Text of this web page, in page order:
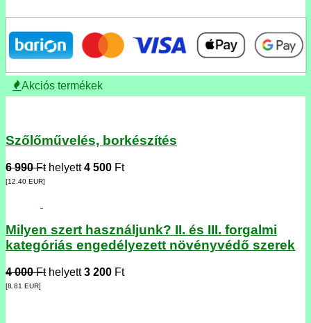
Akciós termékek
Szőlőművelés, borkészítés
6 990 Fthelyett4 500 Ft
[12.40 EUR]
Milyen szert használjunk? II. és III. forgalmi
kategóriás engedélyezett növényvédő szerek
4 000 Fthelyett3 200 Ft
[8.81 EUR]